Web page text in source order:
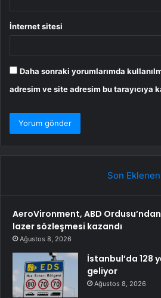
İnternet sitesi
Daha sonraki yorumlarımda
adresim ve site adresim bu tarayıcıya
Son Eklenen
AeroVironment, ABD
lazer sözleşmesi kazandı
Ağustos 8, 2026
İstanbul’da 128
geliyor
Ağustos 8, 2026